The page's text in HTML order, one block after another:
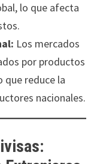
lo que afecta
Los mercados
por productos
reduce la
nacionales.